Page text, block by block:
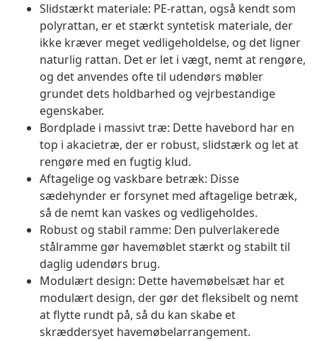
Slidstærkt materiale: PE-rattan, også kendt som
polyrattan, er et stærkt syntetisk materiale, der
ikke kræver meget vedligeholdelse, og det ligner
naturlig rattan. Det er let i vægt, nemt at rengøre,
og det anvendes ofte til udendørs møbler
grundet dets holdbarhed og vejrbestandige
egenskaber.
Bordplade i massivt træ: Dette havebord har en
top i akacietræ, der er robust, slidstærk og let at
rengøre med en fugtig klud.
Aftagelige og vaskbare betræk: Disse
sædehynder er forsynet med aftagelige betræk,
så de nemt kan vaskes og vedligeholdes.
Robust og stabil ramme: Den pulverlakerede
stålramme gør havemøblet stærkt og stabilt til
daglig udendørs brug.
Modulært design: Dette havemøbelsæt har et
modulært design, der gør det fleksibelt og nemt
at flytte rundt på, så du kan skabe et
skræddersyet havemøbelarrangement.